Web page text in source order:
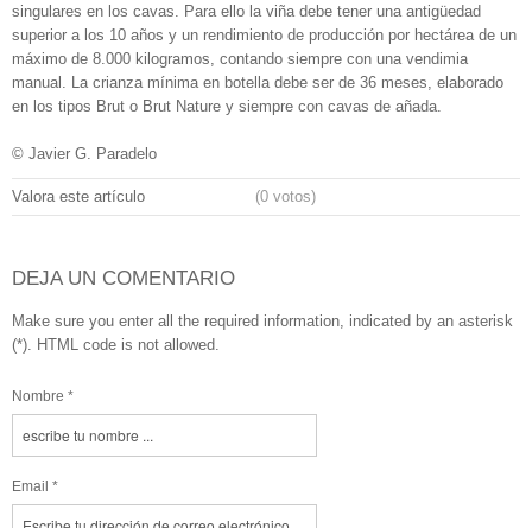
singulares en los cavas. Para ello la viña debe tener una antigüedad
superior a los 10 años y un rendimiento de producción por hectárea de un
máximo de 8.000 kilogramos, contando siempre con una vendimia
manual. La crianza mínima en botella debe ser de 36 meses, elaborado
en los tipos Brut o Brut Nature y siempre con cavas de añada.
© Javier G. Paradelo
Valora este artículo (0 votos)
DEJA UN COMENTARIO
Make sure you enter all the required information, indicated by an asterisk
(*). HTML code is not allowed.
Nombre *
Email *